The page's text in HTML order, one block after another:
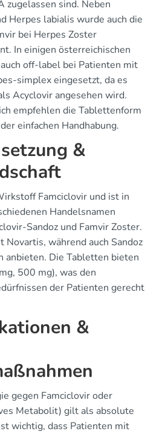
zugelassen sind. Neben
Herpes labialis wurde auch die
bei Herpes Zoster
In einigen österreichischen
off-label bei Patienten mit
simplex eingesetzt, da es
Acyclovir angesehen wird.
empfehlen die Tablettenform
einfachen Handhabung.
&
Famciclovir und ist in
Handelsnamen
Sandoz und Famvir Zoster.
Novartis, während auch Sandoz
anbieten. Die Tabletten bieten
500 mg), was den
der Patienten gerecht
&
gegen Famciclovir oder
Metabolit) gilt als absolute
wichtig, dass Patienten mit